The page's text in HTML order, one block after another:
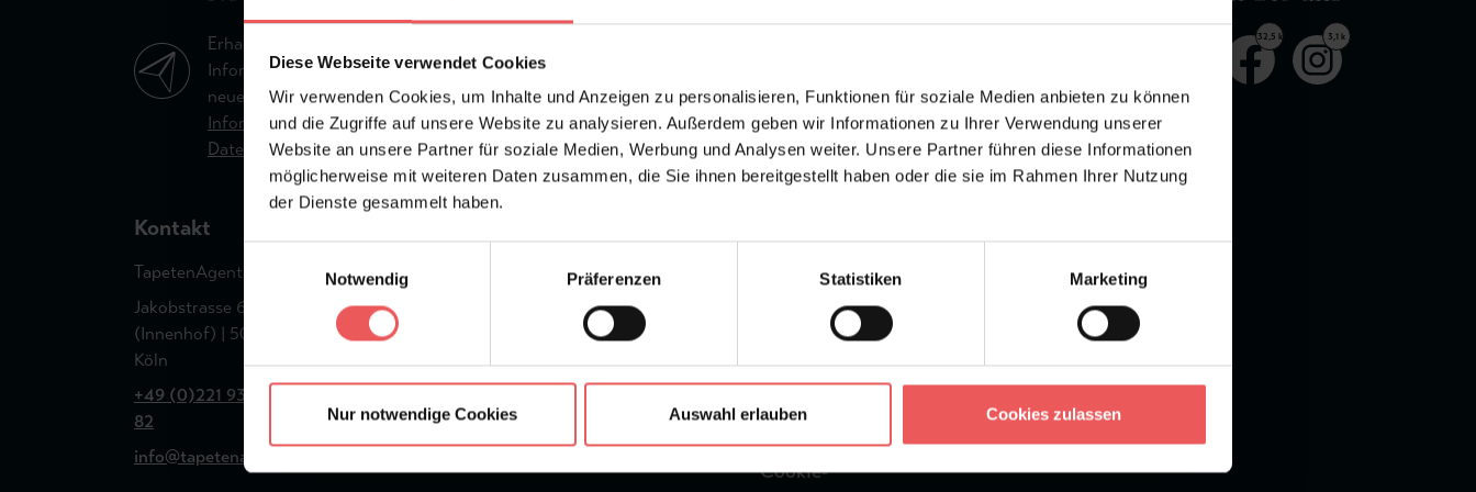
Diese Webseite verwendet Cookies
Wir verwenden Cookies, um Inhalte und Anzeigen zu personalisieren, Funktionen für soziale Medien anbieten zu können
und die Zugriffe auf unsere Website zu analysieren. Außerdem geben wir Informationen zu Ihrer Verwendung unserer
Website an unsere Partner für soziale Medien, Werbung und Analysen weiter. Unsere Partner führen diese Informationen
möglicherweise mit weiteren Daten zusammen, die Sie ihnen bereitgestellt haben oder die sie im Rahmen Ihrer Nutzung
der Dienste gesammelt haben.
Notwendig
Präferenzen Statistiken Marketing
Nur notwendige Cookies Auswahl erlauben Cookies zulassen
Erhalten Sie aktuelle
Informationen über die
neuesten Tapetentrends.
Informationen zum
Datenschutz.
32,5 k 3,1 k
Kontakt
TapetenAgentur
Jakobstrasse 66
(Innenhof) | 50678
Köln
+49 (0)221 932 81
82
info@tapetenagentur.de
Topseller
Tapeten
Magazin
FAQ
Versandkosten
Datenschutz
Impressum
Widerruf
Cookie-
Rollenkalkulator
Tapetenmuster